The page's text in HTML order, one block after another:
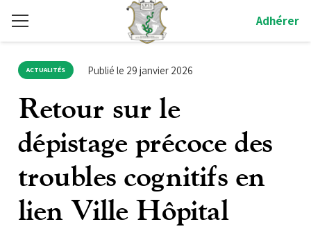
Adhérer
ACTUALITÉS Publié le 29 janvier 2026
Retour sur le
dépistage précoce des
troubles cognitifs en
lien Ville Hôpital